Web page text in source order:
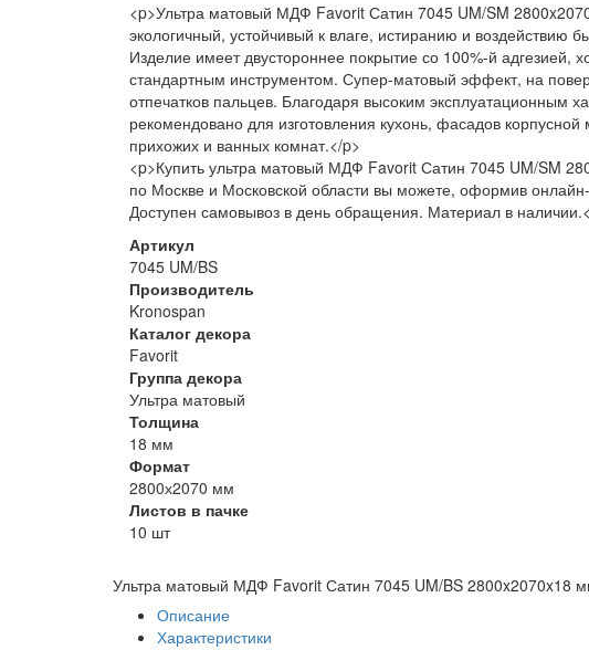
<p>Ультра матовый МДФ Favorit Сатин 7045 UM/SM
экологичный, устойчивый к влаге, истиранию и воздействию
Изделие имеет двустороннее покрытие со 100%-й адгезией,
стандартным инструментом. Супер-матовый эффект, на
отпечатков пальцев. Благодаря высоким эксплуатационным
рекомендовано для изготовления кухонь, фасадов корпусной
прихожих и ванных комнат.</p>
<p>Купить ультра матовый МДФ Favorit Сатин 7045 UM/SM
по Москве и Московской области вы можете, оформив
Доступен самовывоз в день обращения. Материал в
Артикул
7045 UM/BS
Производитель
Kronospan
Каталог декора
Favorit
Группа декора
Ультра матовый
Толщина
18 мм
Формат
2800х2070 мм
Листов в пачке
10 шт
Ультра матовый МДФ Favorit Сатин 7045 UM/BS 2800x2070x18
Описание
Характеристики